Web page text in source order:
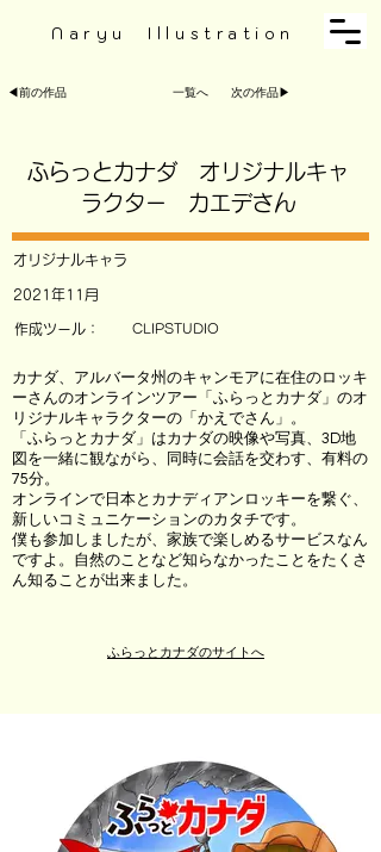
Naryu Illustration
◀︎前の作品 一覧へ 次の作品▶︎
ふらっとカナダ オリジナルキャ
ラクター カエデさん
オリジナルキャラ
2021年11月
CLIPSTUDIO
作成ツール：
カナダ、アルバータ州のキャンモアに在住のロッキ
ーさんのオンラインツアー「ふらっとカナダ」のオ
リジナルキャラクターの「かえでさん」。
「ふらっとカナダ」はカナダの映像や写真、3D地
図を一緒に観ながら、同時に会話を交わす、有料の
75分。
オンラインで日本とカナディアンロッキーを繋ぐ、
新しいコミュニケーションのカタチです。
僕も参加しましたが、家族で楽しめるサービスなん
ですよ。自然のことなど知らなかったことをたくさ
ん知ることが出来ました。
ふらっとカナダのサイトへ